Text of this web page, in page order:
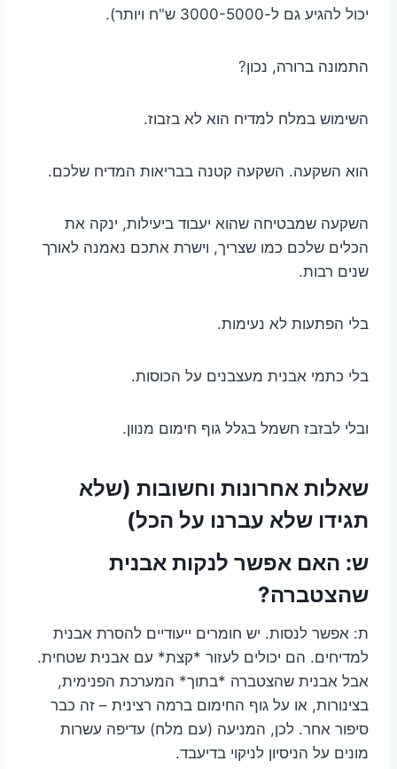
יכול להגיע גם ל-3000-5000 ש"ח ויותר).
התמונה ברורה, נכון?
השימוש במלח למדיח הוא לא בזבוז.
הוא השקעה. השקעה קטנה בבריאות המדיח שלכם.
השקעה שמבטיחה שהוא יעבוד ביעילות, ינקה את
הכלים שלכם כמו שצריך, וישרת אתכם נאמנה לאורך
שנים רבות.
בלי הפתעות לא נעימות.
בלי כתמי אבנית מעצבנים על הכוסות.
ובלי לבזבז חשמל בגלל גוף חימום מנוון.
שאלות אחרונות וחשובות (שלא
תגידו שלא עברנו על הכל)
ש: האם אפשר לנקות אבנית
שהצטברה?
ת: אפשר לנסות. יש חומרים ייעודיים להסרת אבנית
למדיחים. הם יכולים לעזור *קצת* עם אבנית שטחית.
אבל אבנית שהצטברה *בתוך* המערכת הפנימית,
בצינורות, או על גוף החימום ברמה רצינית – זה כבר
סיפור אחר. לכן, המניעה (עם מלח) עדיפה עשרות
מונים על הניסיון לניקוי בדיעבד.